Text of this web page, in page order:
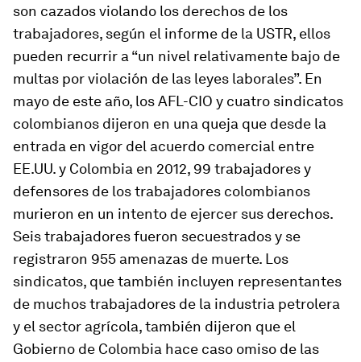
son cazados violando los derechos de los
trabajadores, según el informe de la USTR, ellos
pueden recurrir a “un nivel relativamente bajo de
multas por violación de las leyes laborales”. En
mayo de este año, los AFL-CIO y cuatro sindicatos
colombianos dijeron en una queja que desde la
entrada en vigor del acuerdo comercial entre
EE.UU. y Colombia en 2012, 99 trabajadores y
defensores de los trabajadores colombianos
murieron en un intento de ejercer sus derechos.
Seis trabajadores fueron secuestrados y se
registraron 955 amenazas de muerte. Los
sindicatos, que también incluyen representantes
de muchos trabajadores de la industria petrolera
y el sector agrícola, también dijeron que el
Gobierno de Colombia hace caso omiso de las